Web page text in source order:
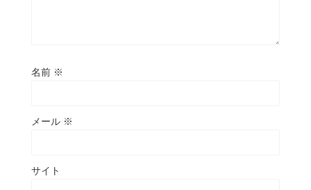
名前 ※
メール ※
サイト